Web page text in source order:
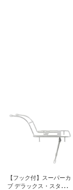
【フック付】スーパーカ
ブ デラックス・スタンダ